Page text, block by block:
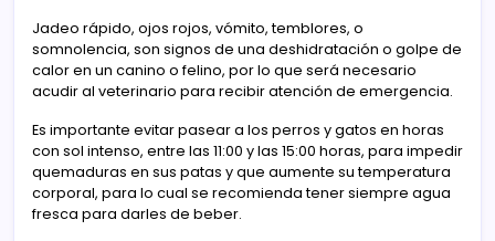
Jadeo rápido, ojos rojos, vómito, temblores, o
somnolencia, son signos de una deshidratación o golpe de
calor en un canino o felino, por lo que será necesario
acudir al veterinario para recibir atención de emergencia.
Es importante evitar pasear a los perros y gatos en horas
con sol intenso, entre las 11:00 y las 15:00 horas, para impedir
quemaduras en sus patas y que aumente su temperatura
corporal, para lo cual se recomienda tener siempre agua
fresca para darles de beber.